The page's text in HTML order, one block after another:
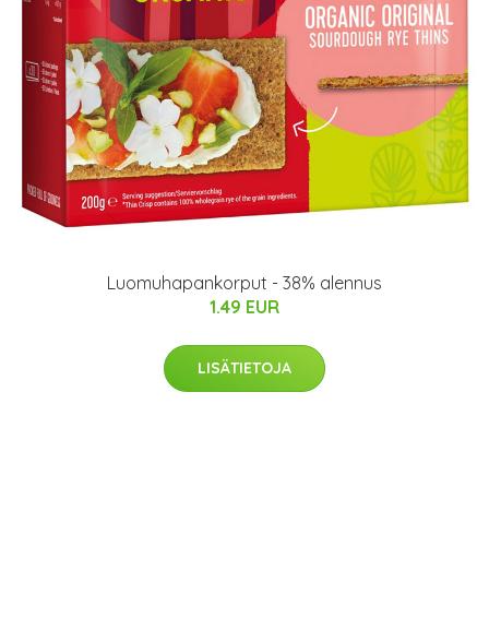
Luomuhapankorput - 38% alennus
1.49 EUR
LISÄTIETOJA